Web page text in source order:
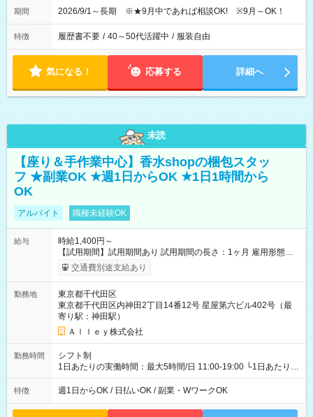
期間 2026/9/1～長期 ※★9月中であれば相談OK! ※9月～OK！
特徴 履歴書不要 / 40～50代活躍中 / 服装自由
気になる！ 応募する 詳細へ
未読
【座り＆手作業中心】香水shopの梱包スタッ
フ ★副業OK ★週1日からOK ★1日1時間から
OK
アルバイト 職種未経験OK
給与
時給1,400円～
【試用期間】試用期間あり 試用期間の長さ：1ヶ月 雇用形態、
給与は本採用時と同じです。
交通費別途支給あり
勤務地
東京都千代田区
東京都千代田区内神田2丁目14番12号 星屋第六ビル402号（最
寄り駅：神田駅）
Ａｌｌｅｙ株式会社
勤務時間
シフト制
1日あたりの実働時間：最大5時間/日 11:00-19:00 └1日あたりの
実働時間：1-5時間 └上記の時間帯内であれば、いつでも勤務可
能！ └平日・土曜日の中で、お好きな曜日でご勤務いただけま
18:00 などのように、自由な働き方が可能なお仕事です！
特徴 週1日からOK / 日払いOK / 副業・WワークOK